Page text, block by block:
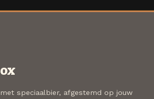
speciaalbier, afgestemd op jouw